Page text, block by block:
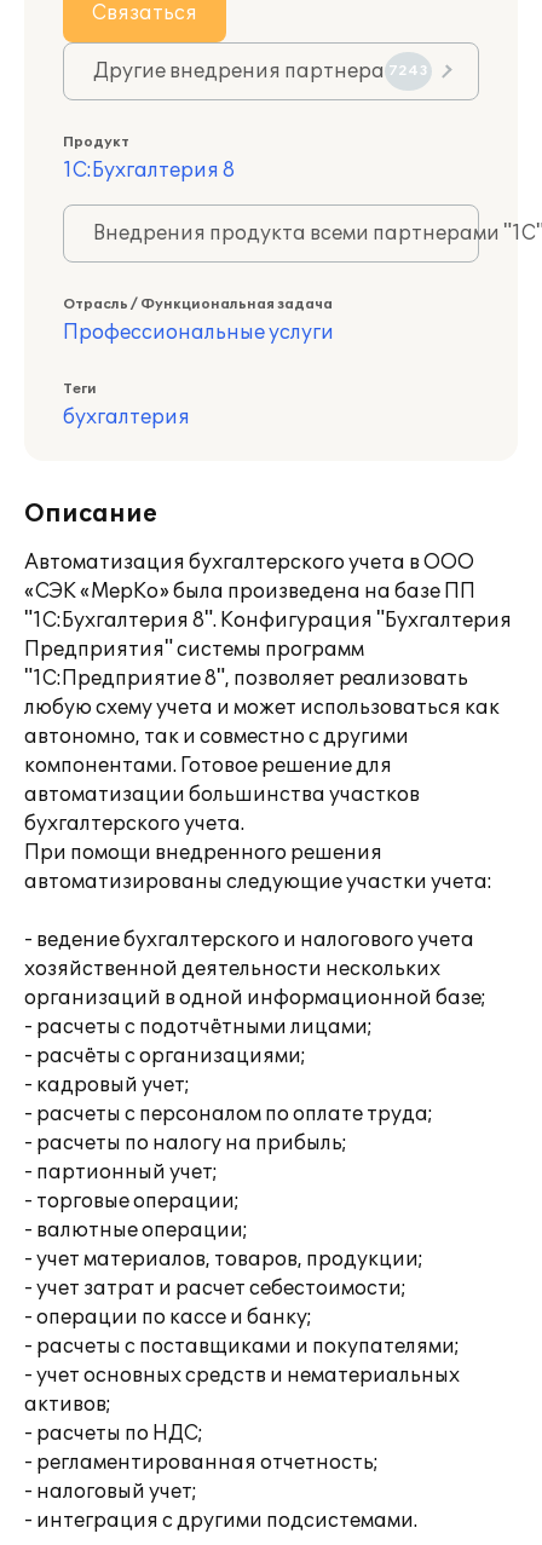
Связаться
Другие внедрения партнера 7243
Продукт
1С:Бухгалтерия 8
Внедрения продукта всеми партнерами
Отрасль / Функциональная задача
Профессиональные услуги
Теги
бухгалтерия
Описание
Автоматизация бухгалтерского учета в ООО
«СЭК «МерКо» была произведена на базе ПП
"1С:Бухгалтерия 8". Конфигурация "Бухгалтерия
Предприятия" системы программ
"1С:Предприятие 8", позволяет реализовать
любую схему учета и может использоваться как
автономно, так и совместно с другими
компонентами. Готовое решение для
автоматизации большинства участков
бухгалтерского учета.
При помощи внедренного решения
автоматизированы следующие участки учета:
- ведение бухгалтерского и налогового учета
хозяйственной деятельности нескольких
организаций в одной информационной базе;
- расчеты с подотчётными лицами;
- расчёты с организациями;
- кадровый учет;
- расчеты с персоналом по оплате труда;
- расчеты по налогу на прибыль;
- партионный учет;
- торговые операции;
- валютные операции;
- учет материалов, товаров, продукции;
- учет затрат и расчет себестоимости;
- операции по кассе и банку;
- расчеты с поставщиками и покупателями;
- учет основных средств и нематериальных
активов;
- расчеты по НДС;
- регламентированная отчетность;
- налоговый учет;
- интеграция с другими подсистемами.